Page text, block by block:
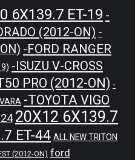
6X139.7 ET-19 -
(2012-ON) -
-FORD RANGER
-ISUZU V-CROSS
PRO (2012-ON) -
-TOYOTA VIGO
20X12 6X139.7
ET-44 ALL NEW TRITON
(2012-ON) ford